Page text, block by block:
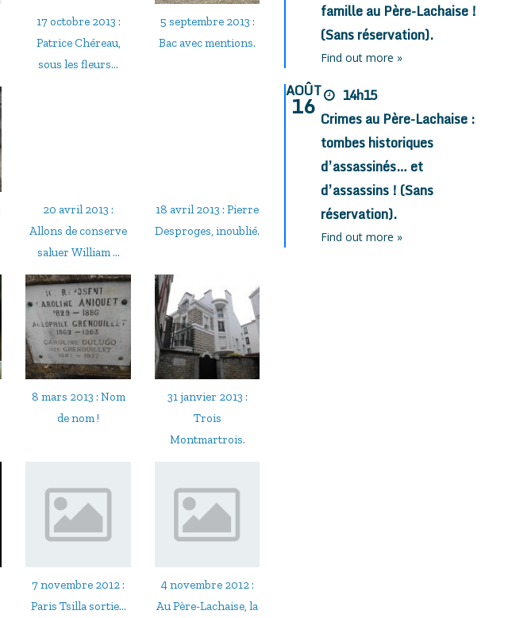
17 octobre 2013 :
Patrice Chéreau,
sous les fleurs...
5 septembre 2013 :
Bac avec mentions.
20 avril 2013 :
Allons de conserve
saluer William ...
18 avril 2013 : Pierre
Desproges, inoublié.
8 mars 2013 : Nom
de nom !
31 janvier 2013 :
Trois
Montmartrois.
7 novembre 2012 :
Paris Tsilla sortie…
4 novembre 2012 :
Au Père-Lachaise, la
famille au Père-Lachaise !
(Sans réservation).
Find out more »
AOÛT
16
14h15
Crimes au Père-Lachaise :
tombes historiques
d’assassinés… et
d’assassins ! (Sans
réservation).
Find out more »